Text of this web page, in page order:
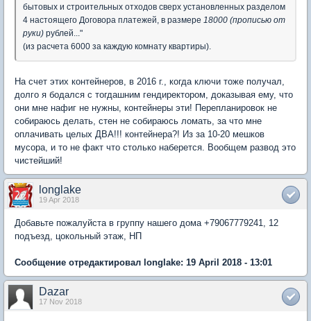
бытовых и строительных отходов сверх установленных разделом
4 настоящего Договора платежей, в размере 18000 (прописью от
руки) рублей..."
(из расчета 6000 за каждую комнату квартиры).
На счет этих контейнеров, в 2016 г., когда ключи тоже получал,
долго я бодался с тогдашним гендиректором, доказывая ему, что
они мне нафиг не нужны, контейнеры эти! Перепланировок не
собираюсь делать, стен не собираюсь ломать, за что мне
оплачивать целых ДВА!!! контейнера?! Из за 10-20 мешков
мусора, и то не факт что столько наберется. Вообщем развод это
чистейший!
longlake
19 Apr 2018
Добавьте пожалуйста в группу нашего дома +79067779241, 12
подъезд, цокольный этаж, НП
Сообщение отредактировал longlake: 19 April 2018 - 13:01
Dazar
17 Nov 2018